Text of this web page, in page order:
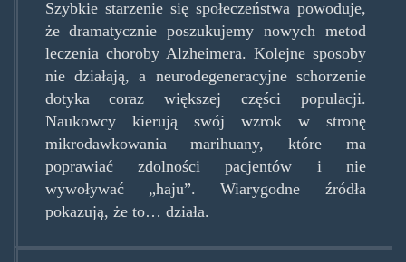
Szybkie starzenie się społeczeństwa powoduje,
że dramatycznie poszukujemy nowych metod
leczenia choroby Alzheimera. Kolejne sposoby
nie działają, a neurodegeneracyjne schorzenie
dotyka coraz większej części populacji.
Naukowcy kierują swój wzrok w stronę
mikrodawkowania marihuany, które ma
poprawiać zdolności pacjentów i nie
wywoływać „haju”. Wiarygodne źródła
pokazują, że to… działa.